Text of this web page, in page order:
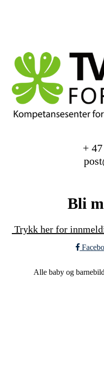
+ 47
Bli
Trykk her for
Alle baby og